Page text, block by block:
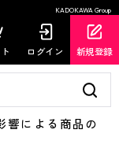
KADOKAWA Group
ログイン 新規登録
による商品の